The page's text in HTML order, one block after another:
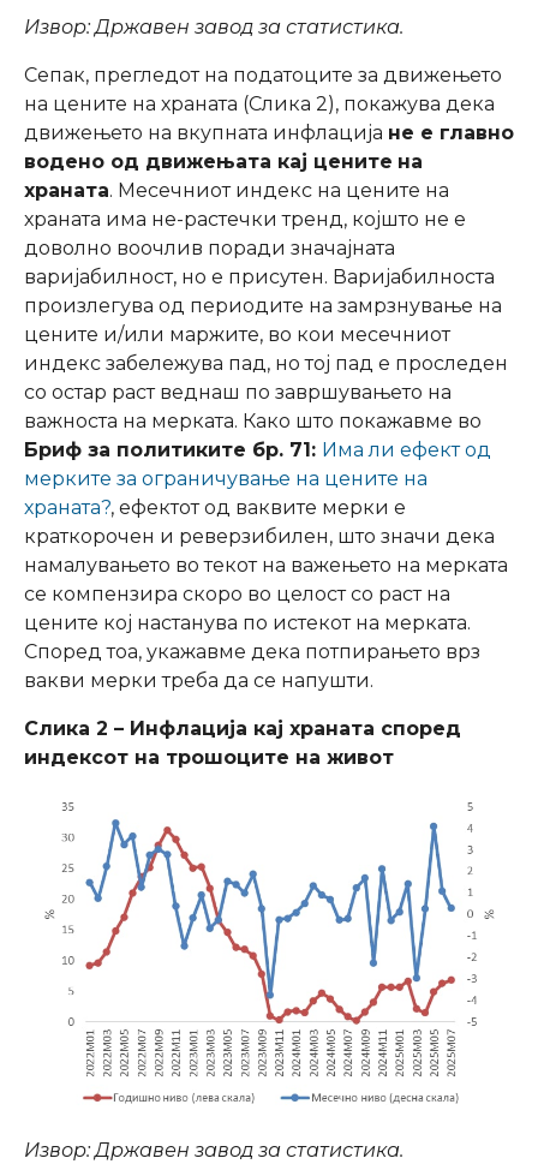
Извор: Државен завод за статистика.
Сепак, прегледот на податоците за движењето
на цените на храната (Слика 2), покажува дека
движењето на вкупната инфлација не е главно
водено од движењата кај цените на
храната. Месечниот индекс на цените на
храната има не-растечки тренд, којшто не е
доволно воочлив поради значајната
варијабилност, но е присутен. Варијабилноста
произлегува од периодите на замрзнување на
цените и/или маржите, во кои месечниот
индекс забележува пад, но тој пад е проследен
со остар раст веднаш по завршувањето на
важноста на мерката. Како што покажавме во
Бриф за политиките бр. 71: Има ли ефект од
мерките за ограничување на цените на
храната?, ефектот од ваквите мерки е
краткорочен и реверзибилен, што значи дека
намалувањето во текот на важењето на мерката
се компензира скоро во целост со раст на
цените кој настанува по истекот на мерката.
Според тоа, укажавме дека потпирањето врз
вакви мерки треба да се напушти.
Слика 2 – Инфлација кај храната според
индексот на трошоците на живот
Извор: Државен завод за статистика.